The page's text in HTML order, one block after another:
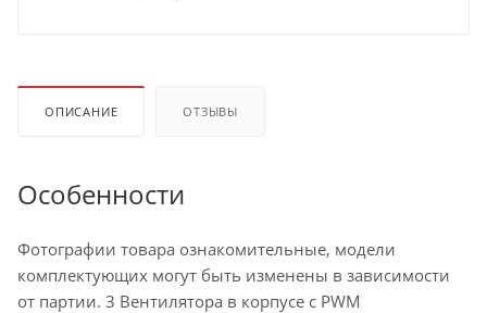
ОПИСАНИЕ ОТЗЫВЫ
Особенности
Фотографии товара ознакомительные, модели
комплектующих могут быть изменены в зависимости
от партии. 3 Вентилятора в корпусе с PWM